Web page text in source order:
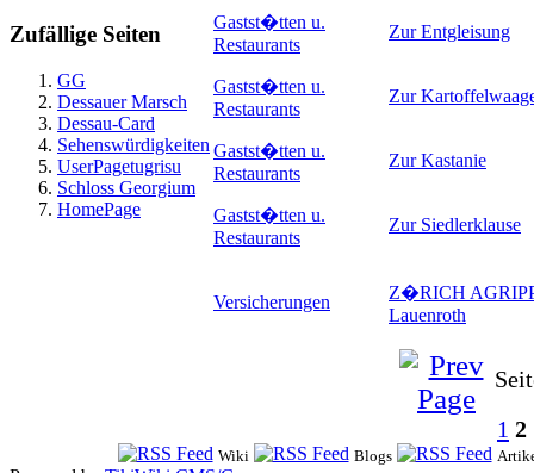
Zufällige Seiten
GG
Dessauer Marsch
Dessau-Card
Sehenswürdigkeiten
UserPagetugrisu
Schloss Georgium
HomePage
Gastst�tten u.
Restaurants
Zur Entgleisung
Gastst�tten u.
Restaurants
Zur
Gastst�tten u.
Restaurants
Zur Kastanie
Gastst�tten u.
Restaurants
Zur Siedlerklause
Versicherungen
Z�RICH
Lauenroth
1 2
Wiki Blogs